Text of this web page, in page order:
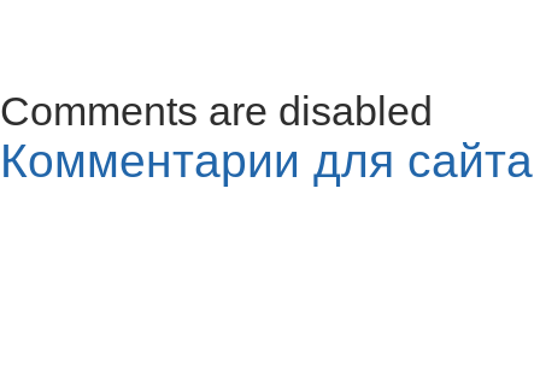
Comments are disabled
Комментарии для